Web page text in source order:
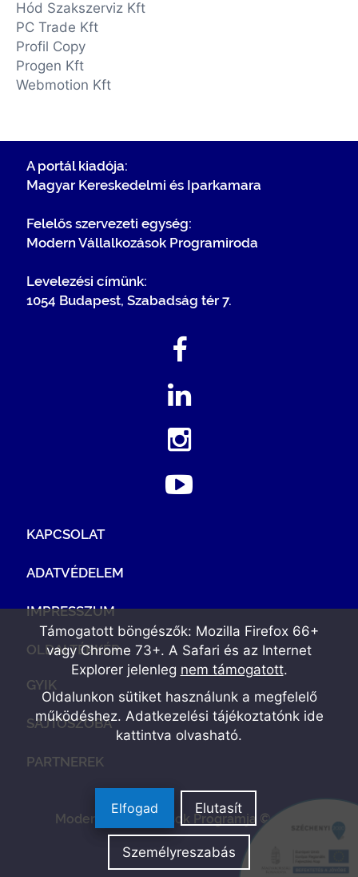
Hód Szakszerviz Kft
PC Trade Kft
Profil Copy
Progen Kft
Webmotion Kft
A portál kiadója:
Magyar Kereskedelmi és Iparkamara
Felelős szervezeti egység:
Modern Vállalkozások Programiroda
Levelezési címünk:
1054 Budapest, Szabadság tér 7.
KAPCSOLAT
ADATVÉDELEM
IMPRESSZUM
OLDALTÉRKÉP
GYIK
SAJTÓSZOBA
PARTNEREK
Modern Vállalkozások Programja © 2022
Támogatott böngészők: Mozilla Firefox 66+
vagy Chrome 73+. A Safari és az Internet
Explorer jelenleg nem támogatott.
Oldalunkon sütiket használunk a megfelelő
működéshez. Adatkezelési tájékoztatónk ide
kattintva olvasható.
Elfogad Elutasít
Személyreszabás